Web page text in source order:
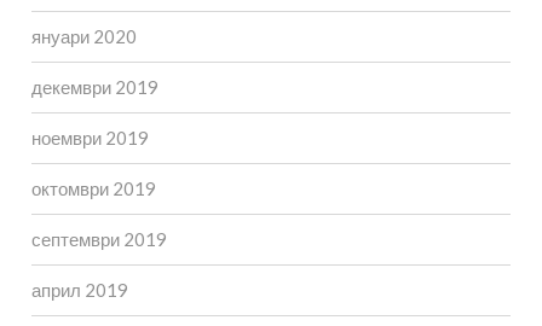
януари 2020
декември 2019
ноември 2019
октомври 2019
септември 2019
април 2019